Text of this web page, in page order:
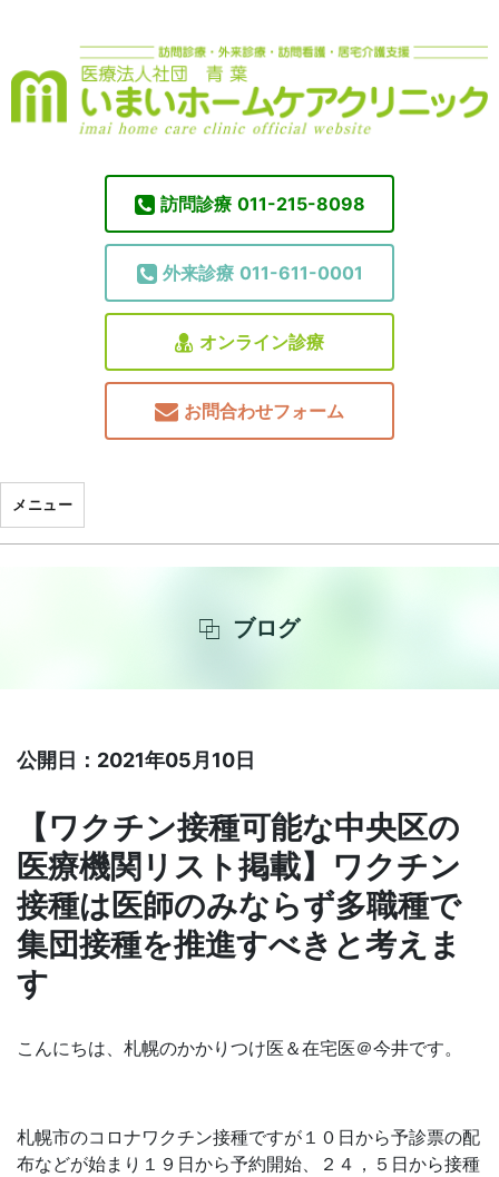
訪問診療 011-215-8098
外来診療 011-611-0001
オンライン診療
お問合わせフォーム
メニュー
ブログ
公開日：2021年05月10日
【ワクチン接種可能な中央区の
医療機関リスト掲載】ワクチン
接種は医師のみならず多職種で
集団接種を推進すべきと考えま
す
こんにちは、札幌のかかりつけ医＆在宅医＠今井です。
札幌市のコロナワクチン接種ですが１０日から予診票の配
布などが始まり１９日から予約開始、２４，５日から接種